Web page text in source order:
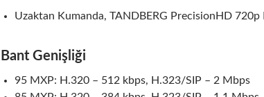
Uzaktan Kumanda, TANDBERG PrecisionHD
Bant Genişliği
95 MXP: H.320 – 512 kbps, H.323/SIP – 2 Mbps